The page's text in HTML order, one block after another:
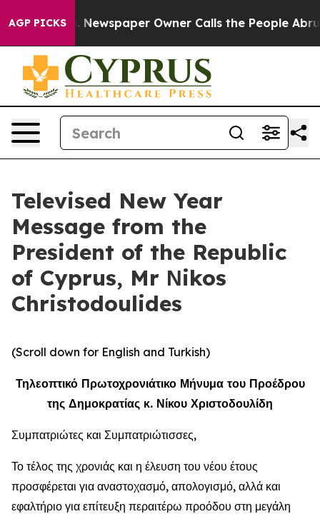
AGP PICKS
Newspaper Owner Calls the People Abruptly Laid
Televised New Year
Message from the
President of the Republic
of Cyprus, Mr Νikos
Christodoulides
(Scroll down for English and Turkish)
Τηλεοπτικό Πρωτοχρονιάτικο Μήνυμα του Προέδρου
της Δημοκρατίας κ. Νίκου Χριστοδουλίδη
Συμπατριώτες και Συμπατριώτισσες,
Το τέλος της χρονιάς και η έλευση του νέου έτους
προσφέρεται για αναστοχασμό, απολογισμό, αλλά και
εφαλτήριο για επίτευξη περαιτέρω προόδου στη μεγάλη